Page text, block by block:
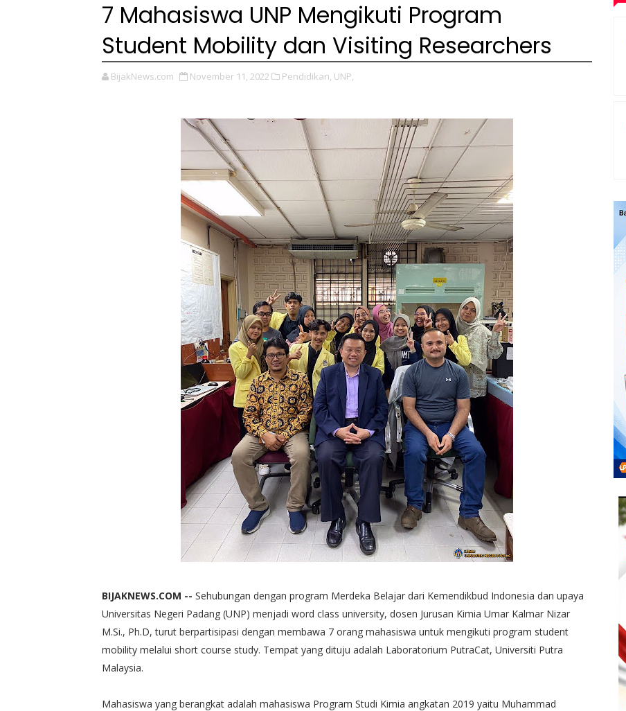
7 Mahasiswa UNP Mengikuti Program
Student Mobility dan Visiting Researchers
BijakNews.com November 11, 2022 Pendidikan, UNP,
BIJAKNEWS.COM -- Sehubungan dengan program Merdeka Belajar dari Kemendikbud Indonesia dan upaya
Universitas Negeri Padang (UNP) menjadi word class university, dosen Jurusan Kimia Umar Kalmar Nizar
M.Si., Ph.D, turut berpartisipasi dengan membawa 7 orang mahasiswa untuk mengikuti program student
mobility melalui short course study. Tempat yang dituju adalah Laboratorium PutraCat, Universiti Putra
Malaysia.
Mahasiswa yang berangkat adalah mahasiswa Program Studi Kimia angkatan 2019 yaitu Muhammad